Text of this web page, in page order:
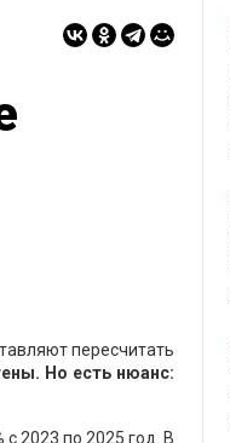
пересчитать
Но есть нюанс:
2023 по 2025 год. В